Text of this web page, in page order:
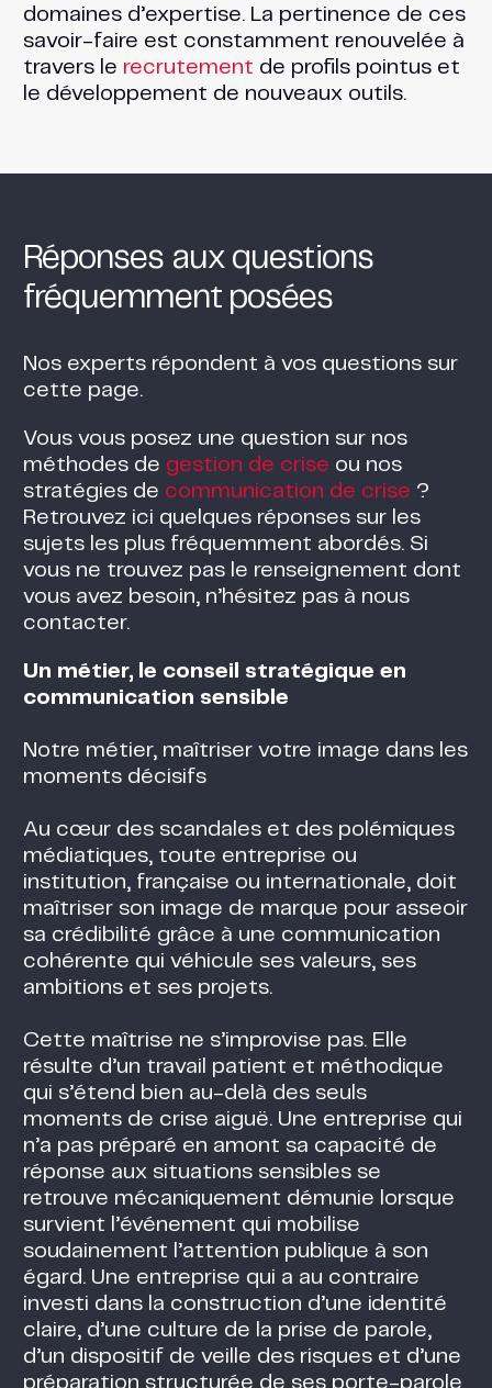
domaines d’expertise. La pertinence de ces
savoir-faire est constamment renouvelée à
travers le recrutement de profils pointus et
le développement de nouveaux outils.
Réponses aux questions
fréquemment posées
Nos experts répondent à vos questions sur
cette page.
Vous vous posez une question sur nos
méthodes de gestion de crise ou nos
stratégies de communication de crise ?
Retrouvez ici quelques réponses sur les
sujets les plus fréquemment abordés. Si
vous ne trouvez pas le renseignement dont
vous avez besoin, n’hésitez pas à nous
contacter.
Un métier, le conseil stratégique en
communication sensible
Notre métier, maîtriser votre image dans les
moments décisifs
Au cœur des scandales et des polémiques
médiatiques, toute entreprise ou
institution, française ou internationale, doit
maîtriser son image de marque pour asseoir
sa crédibilité grâce à une communication
cohérente qui véhicule ses valeurs, ses
ambitions et ses projets.
Cette maîtrise ne s’improvise pas. Elle
résulte d’un travail patient et méthodique
qui s’étend bien au-delà des seuls
moments de crise aiguë. Une entreprise qui
n’a pas préparé en amont sa capacité de
réponse aux situations sensibles se
retrouve mécaniquement démunie lorsque
survient l’événement qui mobilise
soudainement l’attention publique à son
égard. Une entreprise qui a au contraire
investi dans la construction d’une identité
claire, d’une culture de la prise de parole,
d’un dispositif de veille des risques et d’une
préparation structurée de ses porte-parole